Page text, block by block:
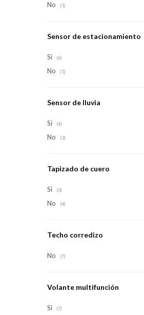
No (1)
Sensor de estacionamiento
Si (6)
No (1)
Sensor de lluvia
Si (4)
No (3)
Tapizado de cuero
Si (3)
No (4)
Techo corredizo
No (7)
Volante multifunción
Si (7)